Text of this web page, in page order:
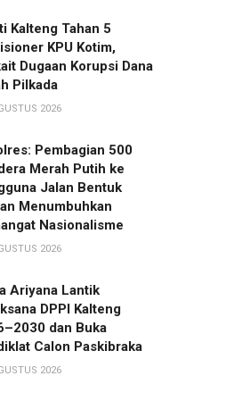
Kalteng Tahan 5
KPU Kotim,
Dugaan Korupsi Dana
Pilkada
2026
Pembagian 500
Merah Putih ke
Jalan Bentuk
Menumbuhkan
Nasionalisme
2026
Ariyana Lantik
DPPI Kalteng
dan Buka
Calon Paskibraka
2026